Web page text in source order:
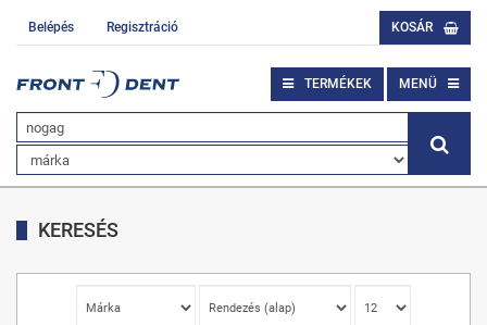
Belépés Regisztráció KOSÁR
TERMÉKEK MENÜ
KERESÉS